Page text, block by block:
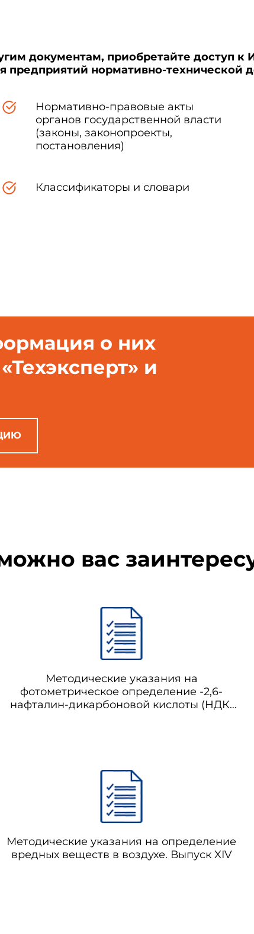
документам, приобретайте доступ к
предприятий нормативно-технической
Нормативно-правовые акты
органов государственной власти
(законы, законопроекты,
постановления)
Классификаторы и словари
о них
и
вас
Методические указания на
фотометрическое определение -2,6-
нафталин-дикарбоновой кислоты (НДК)
Методические указания на определение
вредных веществ в воздухе. Выпуск XIV